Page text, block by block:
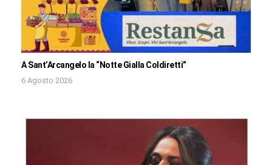
A Sant’Arcangelo la “Notte Gialla Coldiretti”
6 Agosto 2026